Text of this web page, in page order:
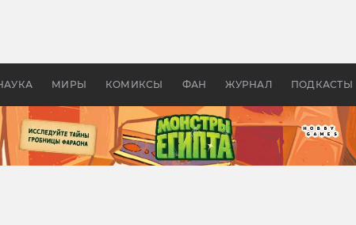
МИРЫ КОМИКСЫ ФАН ЖУРНАЛ ПОДКАСТЫ
в России —
бы «Властелина колец»